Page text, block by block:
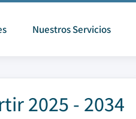
Nuestros Servicios
2025 - 2034